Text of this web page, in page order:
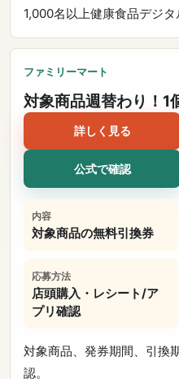
1,000名以上健康食品デジタ
ファミリーマート
対象商品週替わり！1
詳しく見る
公式で確認
内容
対象商品の無料引換券
応募方法
店頭購入・レシート/ア
プリ確認
対象商品、発券期間、引換
認。